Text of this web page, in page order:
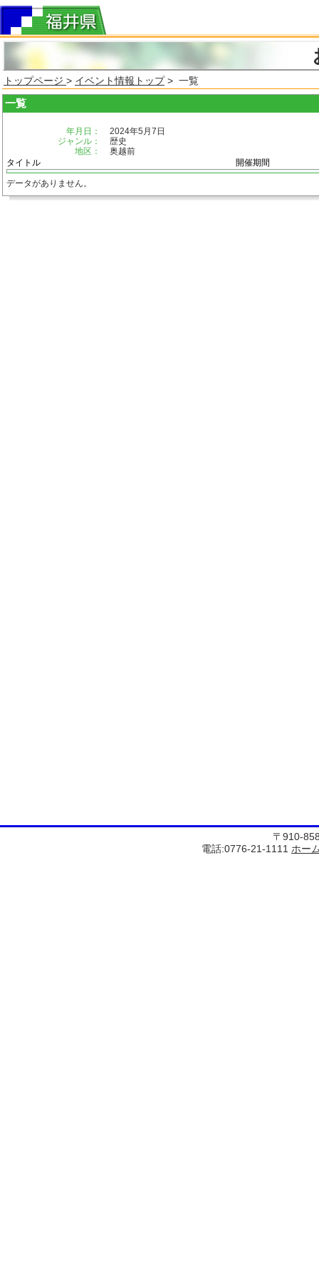
トップページ > イベント情報トップ> 一覧
一覧
年月日：
2024年5月7日
ジャンル：
歴史
地区：
奥越前
タイトル
開催期間
データがありません。
〒910-
電話:0776-21-1111 ホー